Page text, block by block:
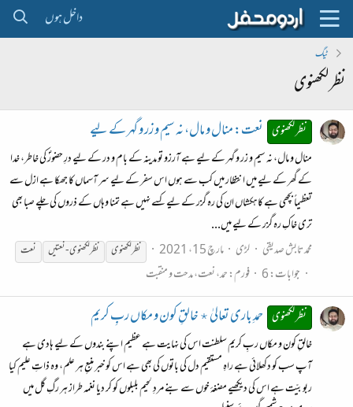
داخل ہوں
ٹیگ
نظر لکھنوی
نظر لکھنوی نعت: منال و مال، نہ سیم و زر و گہر کے لیے
منال و مال، نہ سیم و زر و گہر کے لیے ہے آرزو تو مدینہ کے بام و در کے لیے درِ حضورؐ کی خاطر، خدا
کے گھر کے لیے میں انتظار میں کب سے ہوں اس سفر کے لیے سر آسماں کا جھکا ہے ازل سے
تعظیماً بچھی ہے کاہکشاں ان کی رہ گزر کے لیے کسے نہیں ہے تمنا وہاں کے ذروں کی چلے صبا بھی
تری خاکِ رہ گزر کے لیے میں...
محمد تابش صدیقی
لڑی مارچ 15، 2021 نظرلکھنوی نظرلکھنوی- نعتیں نعت
جوابات: 6 فورم:حمد، نعت، مدحت و منقبت
نظر لکھنوی حمدِ باری تعالیٰ ٭ خالقِ کون و مکاں ربِ کریم
خالقِ کون و مکاں ربِ کریم سلطنت اس کی نہایت ہے عظیم اپنے بندوں کے لیے ہادی ہے
آپ سب کو دکھلائی ہے راہِ مستقیم دل کی باتوں کی بھی ہے اس کو خبر منبعِ ہر علم، وہ ذاتِ علیم کیا
ربوبیّت ہے اس کی دیکھیے مضغۂ خوں سے بنے مردِ لحیم بلبلوں کو کر دیا نغمہ طراز ہر رگِ گل میں